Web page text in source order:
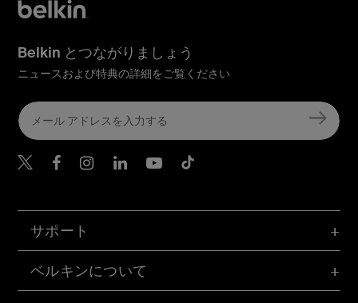
サポート
ベルキンについて
Belkin とつながりましょう
ニュースおよび特典の詳細をご覧ください
Belkin Twitter
Belkin Facebook
Belkin Instagram
Belkin LinkedIn
Belkin Youtube
Belkin TikTok